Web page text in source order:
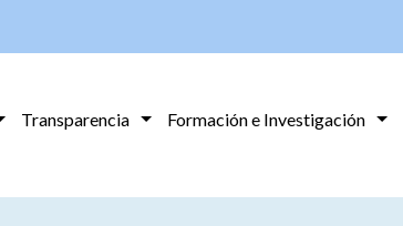
Transparencia Formación e Investigación